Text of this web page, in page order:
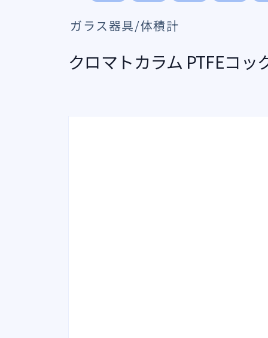
ガラス器具/体積計
クロマトカラム PTFEコ